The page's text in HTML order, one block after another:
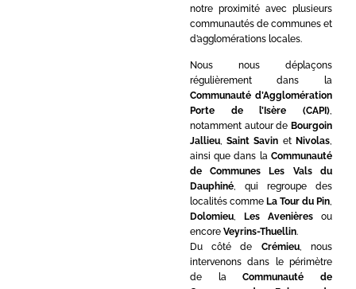
notre proximité avec plusieurs
communautés de communes et
d’agglomérations locales.
Nous nous déplaçons
régulièrement dans la
Communauté d’Agglomération
Porte de l’Isère (CAPI),
notamment autour de Bourgoin
Jallieu,Saint Savin et Nivolas,
ainsi que dans la Communauté
de Communes Les Vals du
Dauphiné, qui regroupe des
localités comme La Tour du Pin,
Dolomieu, Les Avenièresou
encore Veyrins-Thuellin.
Du côté de Crémieu, nous
intervenons dans le périmètre
de laCommunauté de